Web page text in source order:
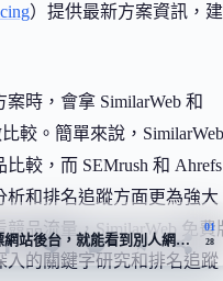
）提供最新方案資訊，
時，會拿 SimilarWeb 和
較。簡單來說，
較，而 SEMrush 和
析和排名追蹤方面更為強大
品流量，SimilarWeb 免費
入的關鍵字研究和排名追蹤
站後台，就能看到別人網站流量
01
28